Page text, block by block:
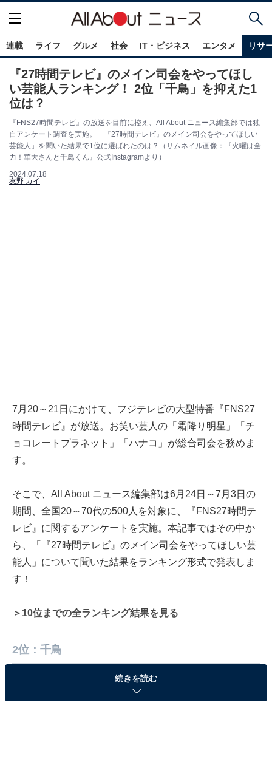
連載 ライフ グルメ 社会 IT・ビジネス エンタメ リサ
『27時間テレビ』のメイン司会をやってほし
い芸能人ランキング！ 2位「千鳥」を抑えた1
位は？
『FNS27時間テレビ』の放送を目前に控え、All About ニュース編集部では独
自アンケート調査を実施。「『27時間テレビ』のメイン司会をやってほしい
芸能人」を聞いた結果で1位に選ばれたのは？（サムネイル画像：『火曜は全
力！華大さんと千鳥くん』公式Instagramより）
2024.07.18
友野 カイ
7月20～21日にかけて、フジテレビの大型特番『FNS27
時間テレビ』が放送。お笑い芸人の「霜降り明星」「チ
ョコレートプラネット」「ハナコ」が総合司会を務めま
す。
そこで、All About ニュース編集部は6月24日～7月3日の
期間、全国20～70代の500人を対象に、『FNS27時間テ
レビ』に関するアンケートを実施。本記事ではその中か
ら、「『27時間テレビ』のメイン司会をやってほしい芸
能人」について聞いた結果をランキング形式で発表しま
す！
＞10位までの全ランキング結果を見る
2位：千鳥
続きを読む